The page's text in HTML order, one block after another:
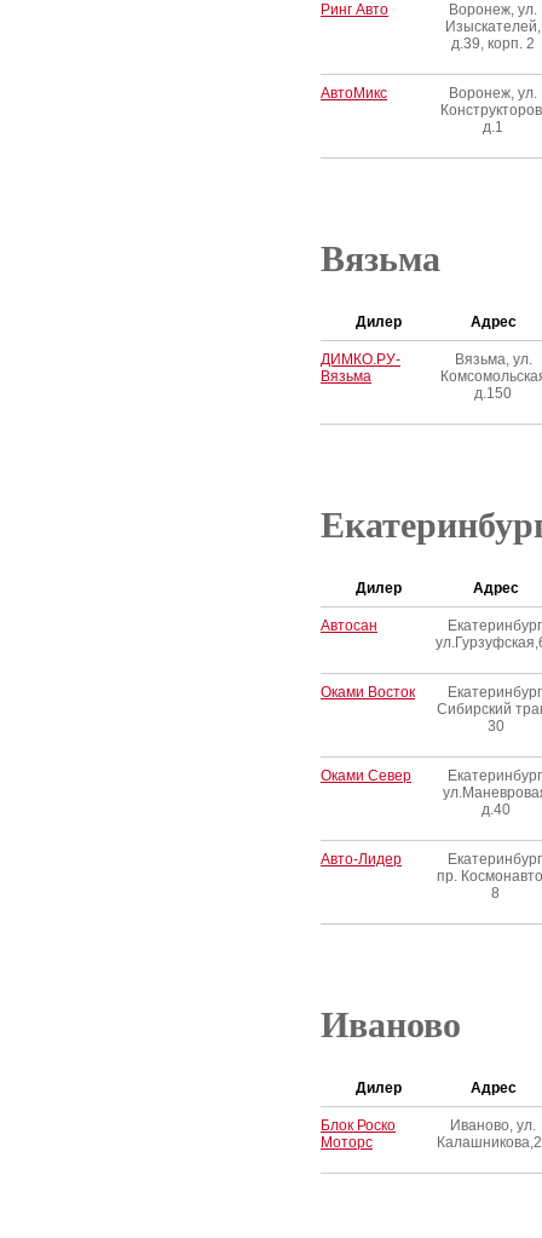
Ринг Авто
Воронеж, ул.
Изыскателей,
д.39, корп. 2
АвтоМикс
Воронеж, ул.
д.1
Вязьма
Дилер Адрес
ДИМКО.РУ-
Вязьма
Вязьма, ул.
д.150
Дилер Адрес
Автосан
Оками Восток
Сибирский
30
Оками Север
д.40
Авто-Лидер
пр.
8
Иваново
Дилер Адрес
Блок Роско
Моторс
Иваново, ул.